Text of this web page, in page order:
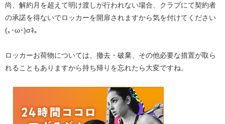
尚、解約月を超えて明け渡しが行われない場合、クラブにて契約者
の承諾を得ないでロッカーを開扉されますから気を付けてください
(｡･ω･)σﾈ。
ロッカーお荷物については、撤去・破棄、その他必要な措置が取ら
れることもありますから持ち帰りを忘れたら大変ですね。